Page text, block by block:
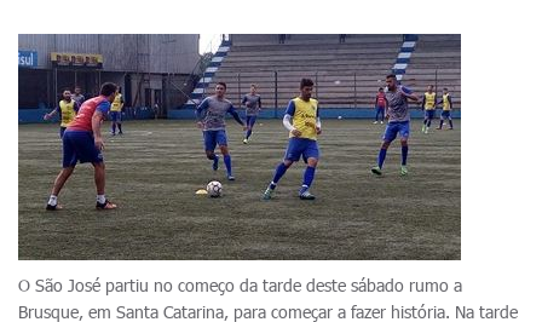
O São José partiu no começo da tarde deste sábado rumo a
Brusque, em Santa Catarina, para começar a fazer história. Na tarde